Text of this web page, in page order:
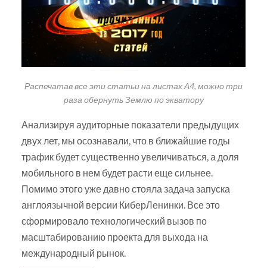
Распечатав все эти статьи на листах А4, можно три
раза обернуть Землю по экватору
Анализируя аудиторные показатели предыдущих
двух лет, мы осознавали, что в ближайшие годы
трафик будет существенно увеличиваться, а доля
мобильного в нем будет расти еще сильнее.
Помимо этого уже давно стояла задача запуска
англоязычной версии КиберЛенинки. Все это
сформировало технологический вызов по
масштабированию проекта для выхода на
международный рынок.